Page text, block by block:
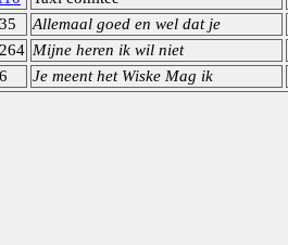
Allemaal goed en wel dat je
Mijne heren ik wil niet
Je meent het Wiske Mag ik